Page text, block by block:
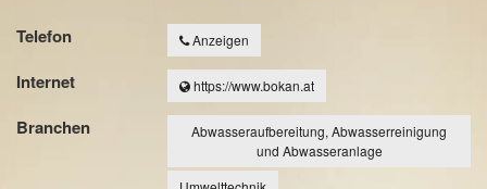
Telefon Anzeigen
Internet https://www.bokan.at
Branchen
Abwasseraufbereitung, Abwasserreinigung
und Abwasseranlage